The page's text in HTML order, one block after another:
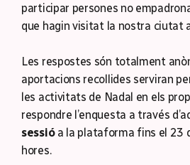
participar persones no
que hagin visitat la nostra ciutat
Les respostes són totalment
aportacions recollides serviran
les activitats de Nadal en els
respondre l’enquesta a través
sessióa la plataforma fins el 23
hores.